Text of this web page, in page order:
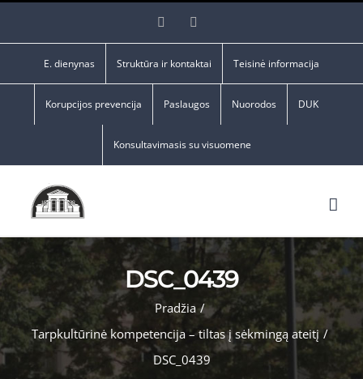
Facebook
E. dienynas Struktūra ir kontaktai Teisinė informacija
Korupcijos prevencija Paslaugos Nuorodos DUK
Konsultavimasis su visuomene
DSC_0439
Pradžia /
Tarpkultūrinė kompetencija – tiltas į sėkmingą ateitį /
DSC_0439